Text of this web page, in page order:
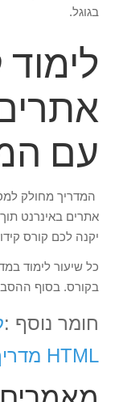
בגוגל.
עם
המדריך מחולק
אתרים באינרנט
יקנה לכם קורס
כל שיעור לימוד
בקורס. בסוף
חומר נוסף :
HTML מדריך